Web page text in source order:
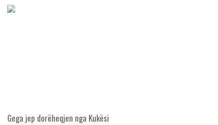
Gega jep dorëheqjen nga Kukësi